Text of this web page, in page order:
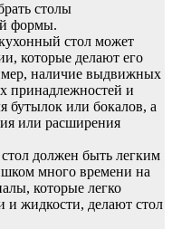
столы
формы.
стол может
которые делают его
наличие выдвижных
принадлежностей и
бутылок или бокалов, а
или расширения
должен быть легким
много времени на
которые легко
и жидкости, делают стол